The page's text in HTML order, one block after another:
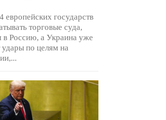
европейских государств
торговые суда,
в Россию, а Украина уже
удары по целям на